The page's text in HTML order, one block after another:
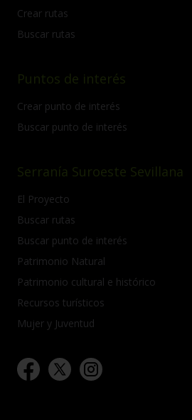
Crear rutas
Buscar rutas
Puntos de interés
Crear punto de interés
Buscar punto de interés
Serranía Suroeste Sevillana
El Proyecto
Buscar rutas
Buscar punto de interés
Patrimonio Natural
Patrimonio cultural e histórico
Recursos turísticos
Mujer y Juventud